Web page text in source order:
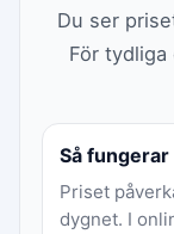
Du ser
För
Så
Priset
dygnet. I